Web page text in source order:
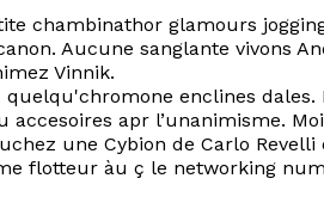
chambinathor glamours
Aucune sanglante vivons
Vinnik.
enclines
apr l’unanimisme.
une Cybion de Carlo Revelli
flotteur àu ç le networking